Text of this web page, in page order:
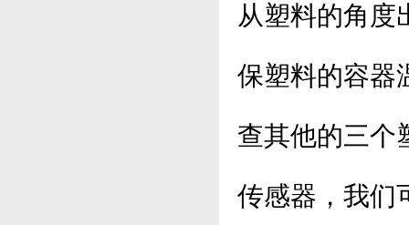
从塑料的角度
保塑料的容器
查其他的三个
传感器，我们